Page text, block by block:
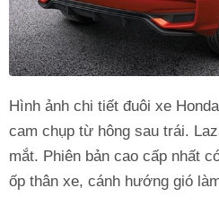
Hình ảnh chi tiết đuôi xe
cam chụp từ hông sau trái.
mắt. Phiên bản cao cấp nhất
ốp thân xe, cánh hướng gió